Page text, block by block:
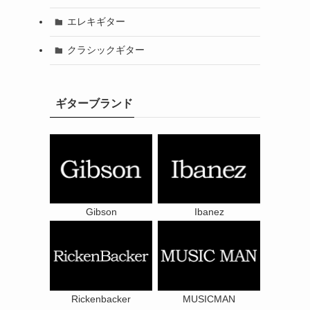
エレキギター
クラシックギター
ギターブランド
Gibson Ibanez
Rickenbacker MUSICMAN